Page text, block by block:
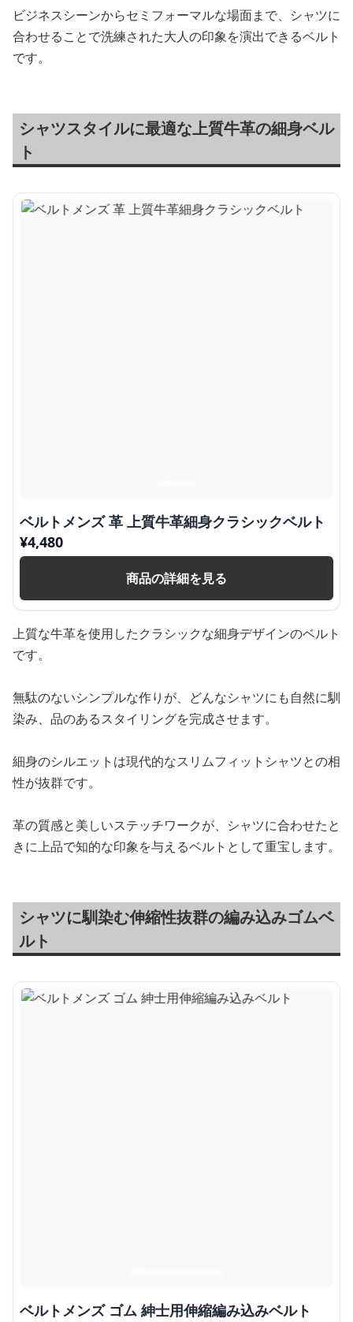
ビジネスシーンからセミフォーマルな場面まで、シャツに
合わせることで洗練された大人の印象を演出できるベルト
です。
シャツスタイルに最適な上質牛革の細身ベル
ト
ベルトメンズ 革 上質牛革細身クラシックベルト
¥4,480
商品の詳細を見る
上質な牛革を使用したクラシックな細身デザインのベルト
です。
無駄のないシンプルな作りが、どんなシャツにも自然に馴
染み、品のあるスタイリングを完成させます。
細身のシルエットは現代的なスリムフィットシャツとの相
性が抜群です。
革の質感と美しいステッチワークが、シャツに合わせたと
きに上品で知的な印象を与えるベルトとして重宝します。
シャツに馴染む伸縮性抜群の編み込みゴムベ
ルト
ベルトメンズ ゴム 紳士用伸縮編み込みベルト